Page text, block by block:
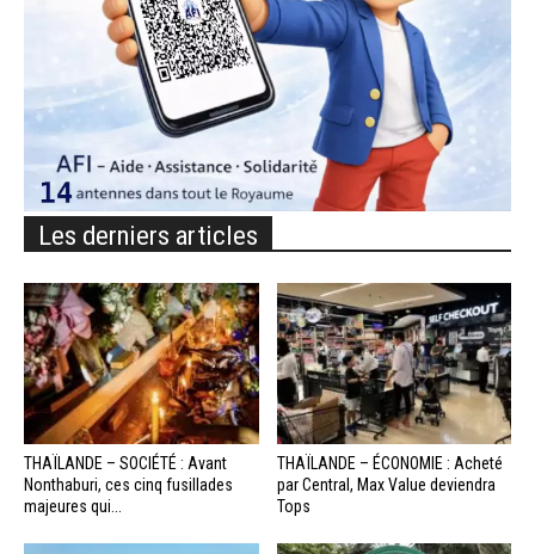
Les derniers articles
THAÏLANDE – SOCIÉTÉ : Avant
Nonthaburi, ces cinq fusillades
majeures qui...
THAÏLANDE – ÉCONOMIE : Acheté
par Central, Max Value deviendra
Tops